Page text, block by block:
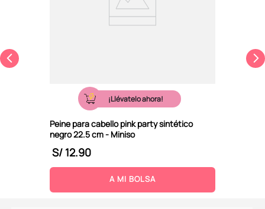
¡Llévatelo ahora!
Peine para cabello pink party sintético
negro 22.5 cm - Miniso
S/ 12.90
A MI BOLSA